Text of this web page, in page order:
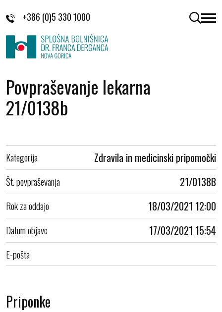
+386 (0)5 330 1000 odpri
Povpraševanje lekarna
21/0138b
Kategorija Zdravila in medicinski pripomočki
Št. povpraševanja 21/0138B
Rok za oddajo 18/03/2021 12:00
Datum objave 17/03/2021 15:54
E-pošta
Priponke